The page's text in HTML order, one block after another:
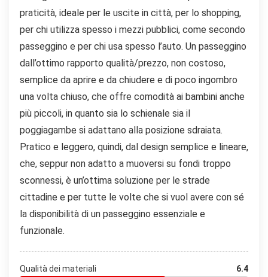
praticità, ideale per le uscite in città, per lo shopping,
per chi utilizza spesso i mezzi pubblici, come secondo
passeggino e per chi usa spesso l’auto. Un passeggino
dall’ottimo rapporto qualità/prezzo, non costoso,
semplice da aprire e da chiudere e di poco ingombro
una volta chiuso, che offre comodità ai bambini anche
più piccoli, in quanto sia lo schienale sia il
poggiagambe si adattano alla posizione sdraiata.
Pratico e leggero, quindi, dal design semplice e lineare,
che, seppur non adatto a muoversi su fondi troppo
sconnessi, è un’ottima soluzione per le strade
cittadine e per tutte le volte che si vuol avere con sé
la disponibilità di un passeggino essenziale e
funzionale.
Qualità dei materiali 6.4